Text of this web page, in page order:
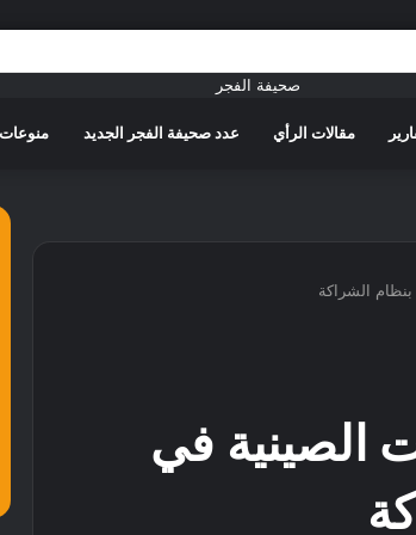
مقالات الرأي عدد صحيفة الفجر الجديد منوعات
الشراكة
الصينية في